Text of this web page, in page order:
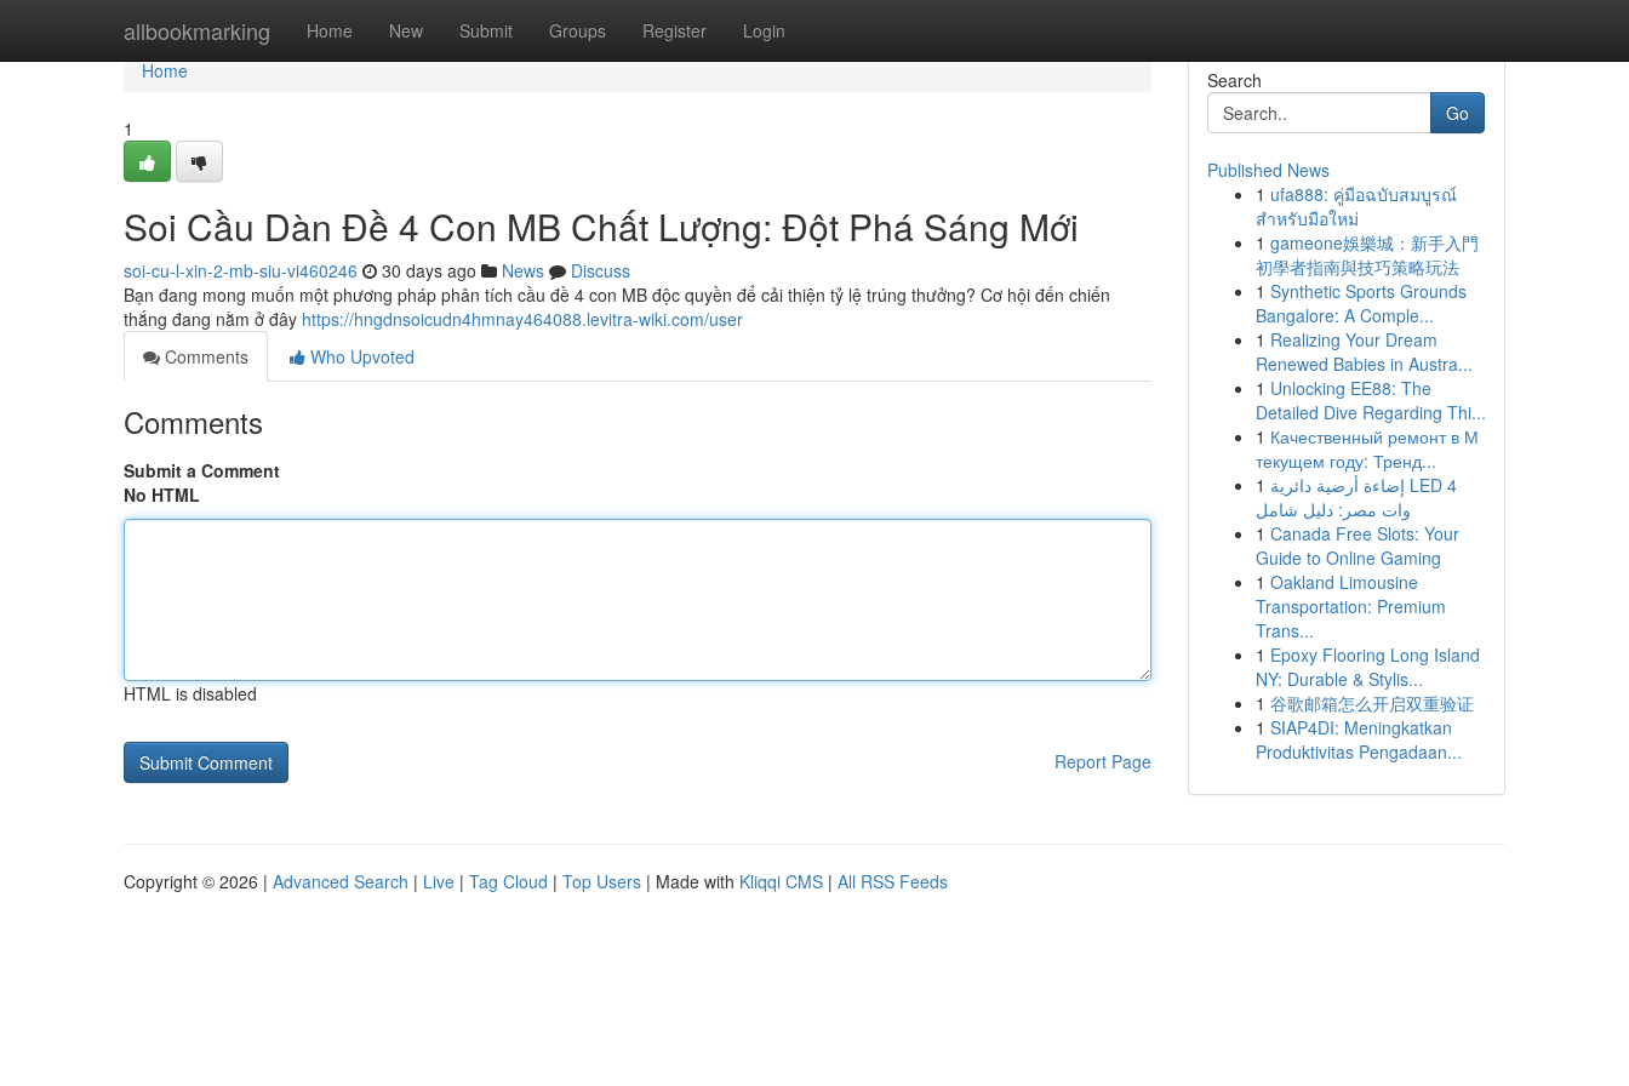
allbookmarking Home New Submit Groups Register Login
Home
Home
1
Soi Cầu Dàn Đề 4 Con MB Chất Lượng: Đột Phá Sáng Mới
soi-cu-l-xin-2-mb-siu-vi460246 30 days ago News
Discuss
Bạn đang mong muốn một phương pháp phân tích cầu đề 4 con MB độc quyền để cải thiện tỷ lệ trúng thưởng? Cơ hội đến chiến
thắng đang nằm ở đây https://hngdnsoicudn4hmnay464088.levitra-wiki.com/user
Comments
Who Upvoted
Comments
Submit a Comment
No HTML
HTML is disabled
Report Page
Search
Go
Published News
1 ufa888: คู่มือฉบับสมบูรณ์
สำหรับมือใหม่
1 gameone娛樂城：新手入門
初學者指南與技巧策略玩法
1 Synthetic Sports Grounds
Bangalore: A Comple...
1 Realizing Your Dream
Renewed Babies in Austra...
1 Unlocking EE88: The
Detailed Dive Regarding Thi...
1 Качественный ремонт в М
текущем году: Тренд...
1 إضاءة أرضية دائرية LED 4
وات مصر: دليل شامل
1 Canada Free Slots: Your
Guide to Online Gaming
1 Oakland Limousine
Transportation: Premium
Trans...
1 Epoxy Flooring Long Island
NY: Durable & Stylis...
1 谷歌邮箱怎么开启双重验证
1 SIAP4DI: Meningkatkan
Produktivitas Pengadaan...
Copyright © 2026 | Advanced Search | Live | Tag Cloud | Top Users | Made with Kliqqi CMS | All RSS Feeds